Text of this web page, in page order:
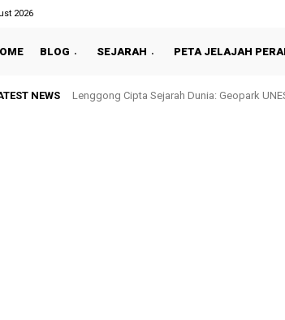
2026
BLOG SEJARAH PETA JELAJAH
NEWS Lenggong Cipta Sejarah Dunia: Geopark